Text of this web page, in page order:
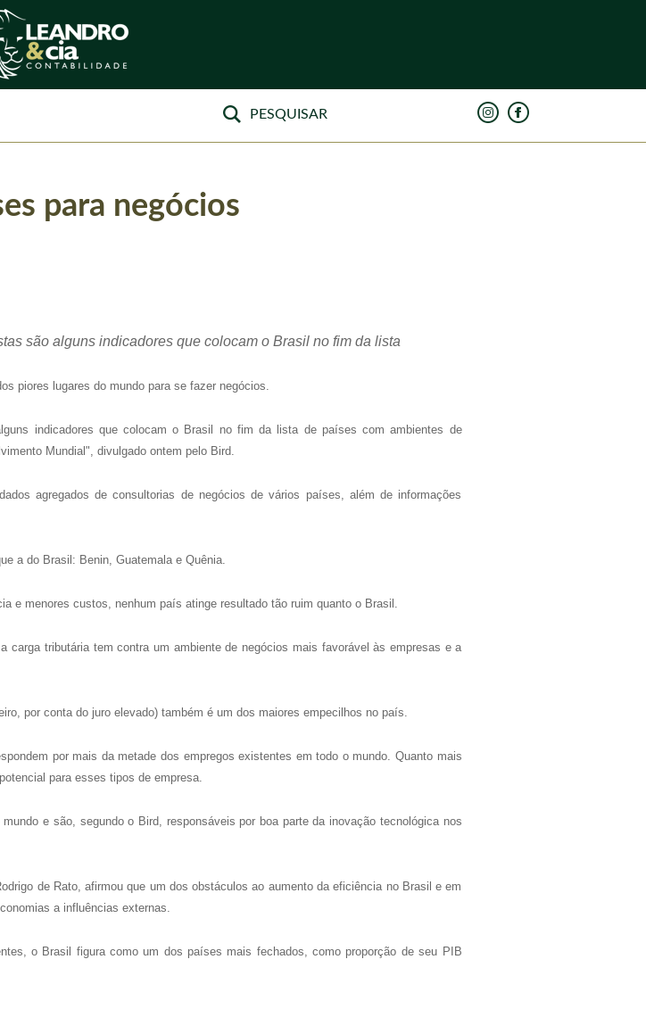
para negócios
são alguns indicadores que colocam o Brasil no fim da lista
piores lugares do mundo para se fazer negócios.
indicadores que colocam o Brasil no fim da lista de países com ambientes de
Mundial", divulgado ontem pelo Bird.
agregados de consultorias de negócios de vários países, além de informações
a do Brasil: Benin, Guatemala e Quênia.
e menores custos, nenhum país atinge resultado tão ruim quanto o Brasil.
carga tributária tem contra um ambiente de negócios mais favorável às empresas e a
por conta do juro elevado) também é um dos maiores empecilhos no país.
por mais da metade dos empregos existentes em todo o mundo. Quanto mais
para esses tipos de empresa.
e são, segundo o Bird, responsáveis por boa parte da inovação tecnológica nos
de Rato, afirmou que um dos obstáculos ao aumento da eficiência no Brasil e em
a influências externas.
o Brasil figura como um dos países mais fechados, como proporção de seu PIB